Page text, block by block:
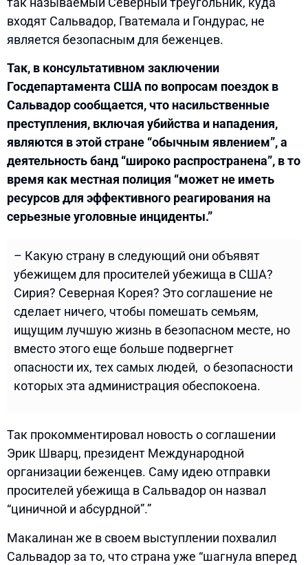
входят Сальвадор, Гватемала и Гондурас, не
является безопасным для беженцев.
Так, в консультативном заключении
Госдепартамента США по вопросам поездок в
Сальвадор сообщается, что насильственные
преступления, включая убийства и нападения,
являются в этой стране “обычным явлением”, а
деятельность банд “широко распространена”, в то
время как местная полиция “может не иметь
ресурсов для эффективного реагирования на
серьезные уголовные инциденты.”
– Какую страну в следующий они объявят
убежищем для просителей убежища в США?
Сирия? Северная Корея? Это соглашение не
сделает ничего, чтобы помешать семьям,
ищущим лучшую жизнь в безопасном месте, но
вместо этого еще больше подвергнет
опасности их, тех самых людей, о безопасности
которых эта администрация обеспокоена.
Так прокомментировал новость о соглашении
Эрик Шварц, президент Международной
организации беженцев. Саму идею отправки
просителей убежища в Сальвадор он назвал
“циничной и абсурдной”.”
Макалинан же в своем выступлении похвалил
Сальвадор за то, что страна уже “шагнула вперед